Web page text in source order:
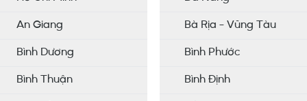
Loại Gas
Đánh giá
Chia
An Giang Bà Rịa - Vũng Tàu
Bình Dương Bình Phước
Bình Thuận Bình Định